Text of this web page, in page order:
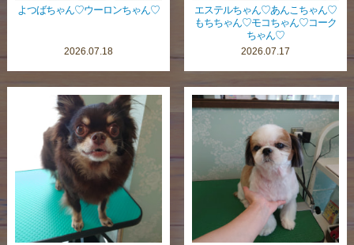
よつばちゃん♡ウーロンちゃん♡
2026.07.18
エステルちゃん♡あんこちゃん♡
もちちゃん♡モコちゃん♡コーク
ちゃん♡
2026.07.17